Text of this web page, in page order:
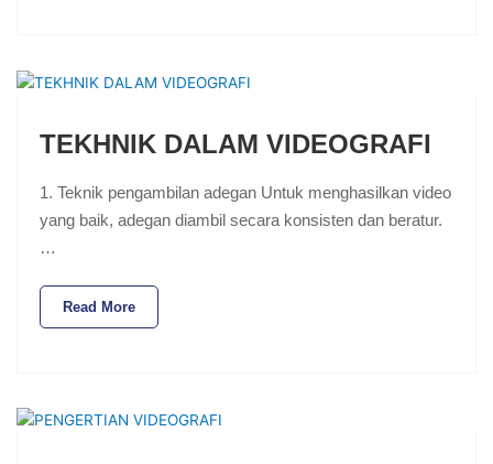
TEKHNIK DALAM VIDEOGRAFI
1. Teknik pengambilan adegan Untuk menghasilkan video
yang baik, adegan diambil secara konsisten dan beratur.
…
Read More